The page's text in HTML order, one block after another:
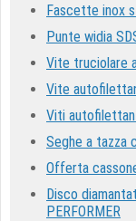
Fascette inox
Punte widia
Vite truciolare
Vite
Viti
Seghe a tazza
Offerta
Disco
PERFORMER